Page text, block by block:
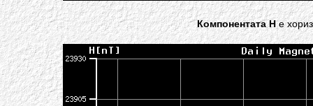
Компонентата H е